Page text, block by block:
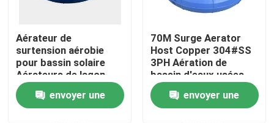
Maison
Aérateur de
surtension aérobie
pour bassin solaire
Aérateurs de lagon
flottants 55kgs
1.35kg/Henvoyer une
70M Surge Aerator
Host Copper 304#SS
3PH Aération de
bassin d'eaux usées
envoyer une